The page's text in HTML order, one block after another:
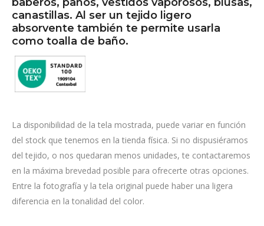
canastillas. Al ser un tejido ligero
absorvente también te permite usarla
como toalla de baño.
La disponibilidad de la tela mostrada, puede variar en función
del stock que tenemos en la tienda física. Si no dispusiéramos
del tejido, o nos quedaran menos unidades, te contactaremos
en la máxima brevedad posible para ofrecerte otras opciones.
Entre la fotografía y la tela original puede haber una ligera
diferencia en la tonalidad del color.